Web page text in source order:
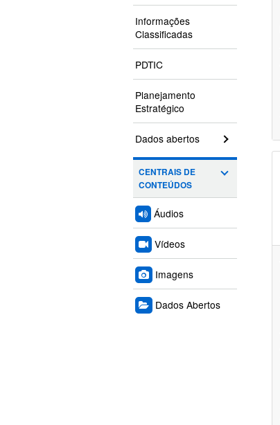
Informações
Classificadas
PDTIC
Planejamento
Estratégico
Dados abertos
CENTRAIS DE
CONTEÚDOS
Áudios
Vídeos
Imagens
Dados Abertos